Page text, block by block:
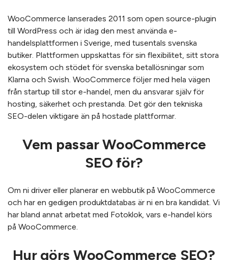
WooCommerce lanserades 2011 som open source-plugin
till WordPress och är idag den mest använda e-
handelsplattformen i Sverige, med tusentals svenska
butiker. Plattformen uppskattas för sin flexibilitet, sitt stora
ekosystem och stödet för svenska betallösningar som
Klarna och Swish. WooCommerce följer med hela vägen
från startup till stor e-handel, men du ansvarar själv för
hosting, säkerhet och prestanda. Det gör den tekniska
SEO-delen viktigare än på hostade plattformar.
Vem passar WooCommerce
SEO för?
Om ni driver eller planerar en webbutik på WooCommerce
och har en gedigen produktdatabas är ni en bra kandidat. Vi
har bland annat arbetat med Fotoklok, vars e-handel körs
på WooCommerce.
Hur görs WooCommerce SEO?